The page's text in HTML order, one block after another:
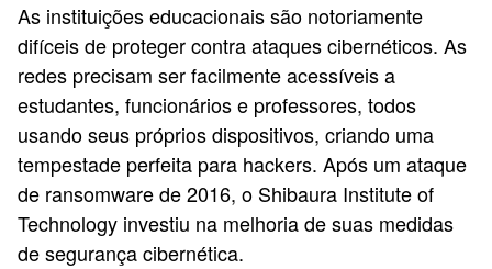
As instituições educacionais são notoriamente
difíceis de proteger contra ataques cibernéticos. As
redes precisam ser facilmente acessíveis a
estudantes, funcionários e professores, todos
usando seus próprios dispositivos, criando uma
tempestade perfeita para hackers. Após um ataque
de ransomware de 2016, o Shibaura Institute of
Technology investiu na melhoria de suas medidas
de segurança cibernética.